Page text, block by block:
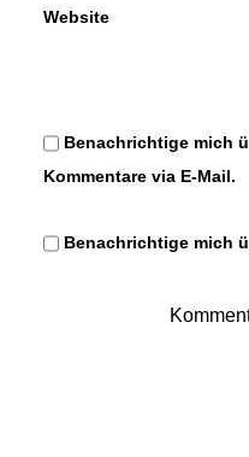
Website
Benachrichtige mich
Kommentare via E-Mail.
Benachrichtige mich